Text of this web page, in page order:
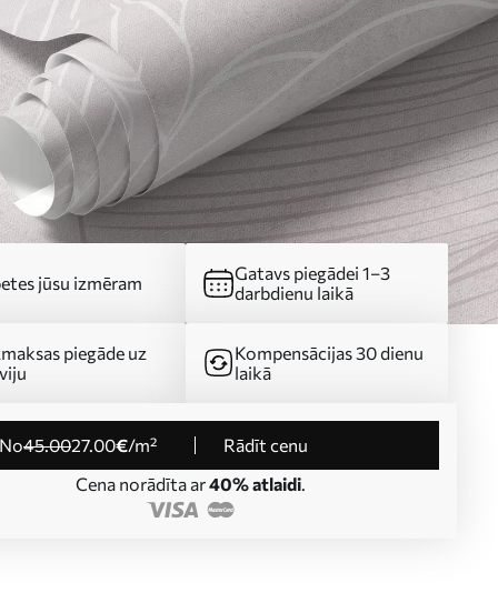
jūsu izmēram
Gatavs piegādei 1–3
darbdienu laikā
piegāde uz
Kompensācijas 30 dienu
laikā
no45.0027.00€/m²
Rādīt cenu
Cena norādīta ar40% atlaidi.